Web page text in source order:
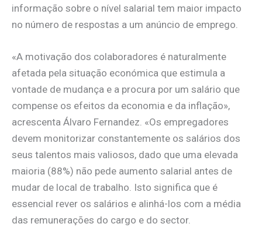
informação sobre o nível salarial tem maior impacto
no número de respostas a um anúncio de emprego.
«A motivação dos colaboradores é naturalmente
afetada pela situação económica que estimula a
vontade de mudança e a procura por um salário que
compense os efeitos da economia e da inflação»,
acrescenta Álvaro Fernandez. «Os empregadores
devem monitorizar constantemente os salários dos
seus talentos mais valiosos, dado que uma elevada
maioria (88%) não pede aumento salarial antes de
mudar de local de trabalho. Isto significa que é
essencial rever os salários e alinhá-los com a média
das remunerações do cargo e do sector.